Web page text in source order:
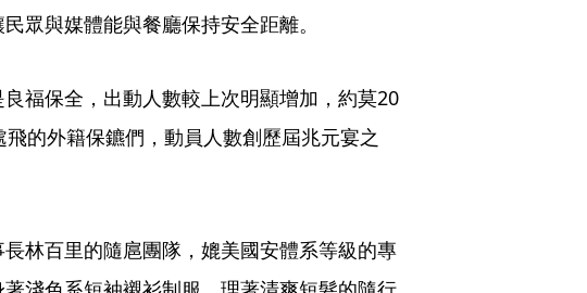
眾與媒體能與餐廳保持安全距離。
福保全，出動人數較上次明顯增加，約莫20
的外籍保鑣們，動員人數創歷屆兆元宴之
林百里的隨扈團隊，媲美國安體系等級的專